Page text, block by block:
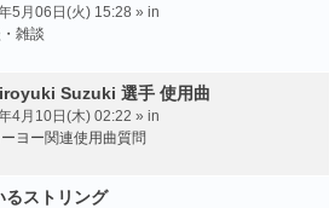
5月06日(火) 15:28 » in
雑談
Suzuki 選手 使用曲
4月10日(木) 02:22 » in
ヨー関連使用曲質問
るストリング